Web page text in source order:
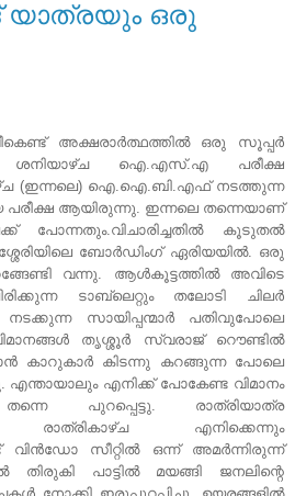
യാത്രയും ഒരു
അക്ഷരാര്‍ത്ഥത്തില്‍ ഒരു സൂപ്പര്‍
ശനിയാഴ്ച ഐ.എസ്.എ പരീക്ഷ
(ഇന്നലെ) ഐ.ഐ.ബി.എഫ് നടത്തുന്ന
പരീക്ഷ ആയിരുന്നു. ഇന്നലെ തന്നെയാണ്
പോന്നതും.വിചാരിച്ചതില്‍ കൂടുതല്‍
ബോര്‍ഡിംഗ് ഏരിയയില്‍. ഒരു
വന്നു. ആള്‍കൂട്ടത്തില്‍ അവിടെ
ടാബ്ലെറ്റും തലോടി ചിലര്‍
സായിപ്പന്മാര്‍ പതിവുപോലെ
തൃശ്ശൂര്‍ സ്വരാജ് റൌണ്ടില്‍
കാറുകാര്‍ കിടന്നു കറങ്ങുന്ന പോലെ
എനിക്ക് പോകേണ്ട വിമാനം
പുറപ്പെട്ടു. രാത്രിയാത്ര
രാത്രികാഴ്ച എനിക്കെന്നും
സീറ്റില്‍ ഒന്ന് അമര്‍ന്നിരുന്ന്
പാട്ടില്‍ മയങ്ങി ജനലിന്റെ